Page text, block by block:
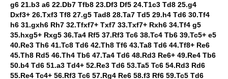
g6 21.b3 a6 22.Db7 Tfb8 23.Df3 Df5 24.T1c3 Td8 25.g4
Dxf3+ 26.Txf3 Tf8 27.g5 Tad8 28.Ta7 Td5 29.h4 Td6 30.Tf4
h6 31.gxh6 Rh7 32.Tfxf7+ Txf7 33.Txf7+ Rxh6 34.Tf4 g5
35.hxg5+ Rxg5 36.Ta4 Rf5 37.Rf3 Tc6 38.Tc4 Tb6 39.Tc5+ e5
40.Re3 Th6 41.Tc8 Td6 42.Th8 Tf6 43.Ta8 Td6 44.Tf8+ Re6
45.Th8 Rd5 46.Th4 Tb6 47.Ta4 Td6 48.Rd3 Re6+ 49.Re4 Tb6
50.b4 Td6 51.a3 Td4+ 52.Re3 Td6 53.Ta5 Tc6 54.Rd3 Rd6
55.Re4 Tc4+ 56.Rf3 Tc6 57.Rg4 Re6 58.f3 Rf6 59.Tc5 Td6